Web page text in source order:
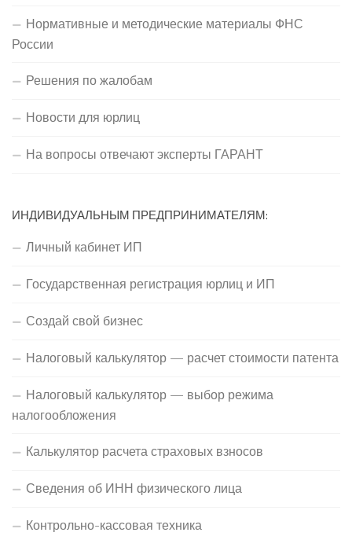
Нормативные и методические материалы ФНС
России
Решения по жалобам
Новости для юрлиц
На вопросы отвечают эксперты ГАРАНТ
ИНДИВИДУАЛЬНЫМ ПРЕДПРИНИМАТЕЛЯМ:
Личный кабинет ИП
Государственная регистрация юрлиц и ИП
Создай свой бизнес
Налоговый калькулятор — расчет стоимости патента
Налоговый калькулятор — выбор режима
налогообложения
Калькулятор расчета страховых взносов
Сведения об ИНН физического лица
Контрольно-кассовая техника